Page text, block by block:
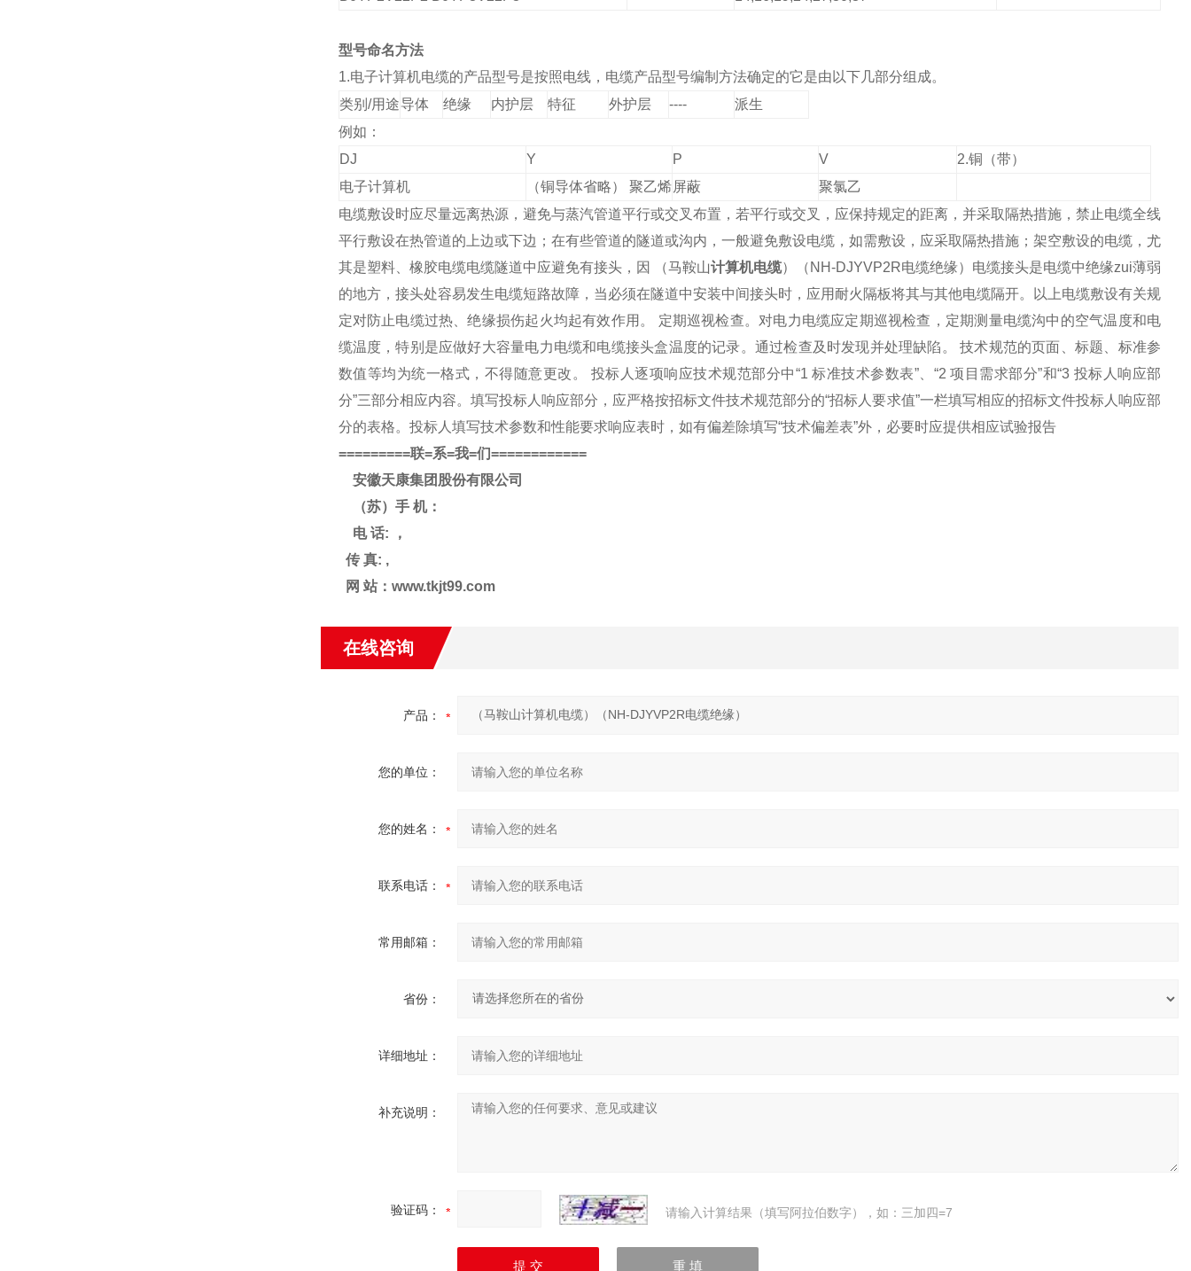
型号命名方法
1.电子计算机电缆的产品型号是按照电线，电缆产品型号编制方法确定的它是由以下几部分组成。
类别/用途导体 绝缘 内护层 特征 外护层 ----
派生
例如：
DJ
Y P V 2.铜（带）
电子计算机
（铜导体省略） 聚乙烯 屏蔽
聚氯乙
电缆敷设时应尽量远离热源，避免与蒸汽管道平行或交叉布置，若平行或交叉，应保持规定的距离，并采取隔热措施，禁止电缆全线
平行敷设在热管道的上边或下边；在有些管道的隧道或沟内，一般避免敷设电缆，如需敷设，应采取隔热措施；架空敷设的电缆，尤
其是塑料、橡胶电缆电缆隧道中应避免有接头，因 （马鞍山计算机电缆）（NH-DJYVP2R电缆绝缘）电缆接头是电缆中绝缘zui薄弱
的地方，接头处容易发生电缆短路故障，当必须在隧道中安装中间接头时，应用耐火隔板将其与其他电缆隔开。以上电缆敷设有关规
定对防止电缆过热、绝缘损伤起火均起有效作用。 定期巡视检查。对电力电缆应定期巡视检查，定期测量电缆沟中的空气温度和电
缆温度，特别是应做好大容量电力电缆和电缆接头盒温度的记录。通过检查及时发现并处理缺陷。 技术规范的页面、标题、标准参
数值等均为统一格式，不得随意更改。 投标人逐项响应技术规范部分中“1 标准技术参数表”、“2 项目需求部分”和“3 投标人响应部
分”三部分相应内容。填写投标人响应部分，应严格按招标文件技术规范部分的“招标人要求值”一栏填写相应的招标文件投标人响应部
分的表格。投标人填写技术参数和性能要求响应表时，如有偏差除填写“技术偏差表”外，必要时应提供相应试验报告
=========联=系=我=们============
安徽天康集团股份有限公司
（苏）手 机：
电 话:
，
传 真: ,
网 站： www.tkjt99.com
在线咨询
产品：
您的单位：
您的姓名：
联系电话：
常用邮箱：
省份：
详细地址：
补充说明：
验证码： 请输入计算结果（填写阿拉伯数字），如：三加四=7